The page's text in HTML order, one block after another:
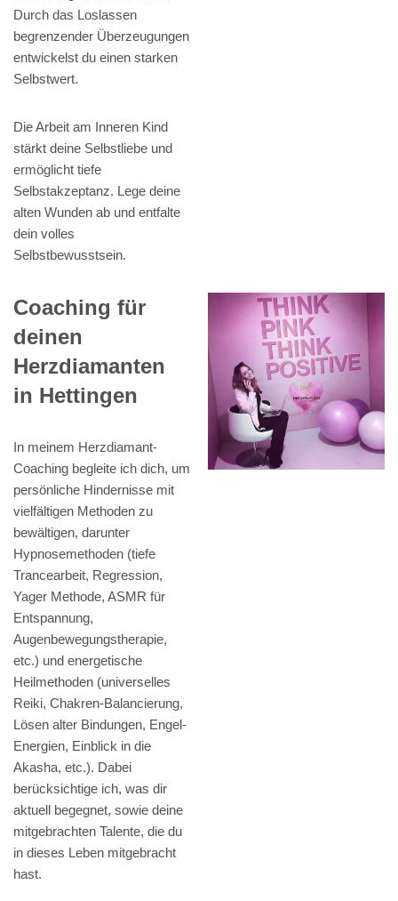
Durch das Loslassen
begrenzender Überzeugungen
entwickelst du einen starken
Selbstwert.
Die Arbeit am Inneren Kind
stärkt deine Selbstliebe und
ermöglicht tiefe
Selbstakzeptanz. Lege deine
alten Wunden ab und entfalte
dein volles
Selbstbewusstsein.
Coaching für
deinen
Herzdiamanten
in Hettingen
In meinem Herzdiamant-
Coaching begleite ich dich, um
persönliche Hindernisse mit
vielfältigen Methoden zu
bewältigen, darunter
Hypnosemethoden (tiefe
Trancearbeit, Regression,
Yager Methode, ASMR für
Entspannung,
Augenbewegungstherapie,
etc.) und energetische
Heilmethoden (universelles
Reiki, Chakren-Balancierung,
Lösen alter Bindungen, Engel-
Energien, Einblick in die
Akasha, etc.). Dabei
berücksichtige ich, was dir
aktuell begegnet, sowie deine
mitgebrachten Talente, die du
in dieses Leben mitgebracht
hast.